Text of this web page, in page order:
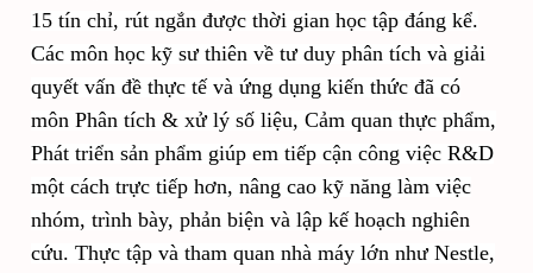
15 tín chỉ, rút ngắn được thời gian học tập đáng kể.
Các môn học kỹ sư thiên về tư duy phân tích và giải
quyết vấn đề thực tế và ứng dụng kiến thức đã có
môn Phân tích & xử lý số liệu, Cảm quan thực phẩm,
Phát triển sản phẩm giúp em tiếp cận công việc R&D
một cách trực tiếp hơn, nâng cao kỹ năng làm việc
nhóm, trình bày, phản biện và lập kế hoạch nghiên
cứu. Thực tập và tham quan nhà máy lớn như Nestle,